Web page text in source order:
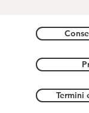
Termini